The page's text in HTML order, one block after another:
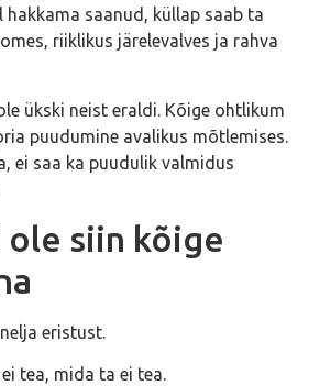
saanud, küllap saab ta
riiklikus järelevalves ja rahva
ükski neist eraldi. Kõige ohtlikum
puudumine avalikus mõtlemises.
ei saa ka puudulik valmidus
ole siin kõige
eristust.
tea, mida ta ei tea.